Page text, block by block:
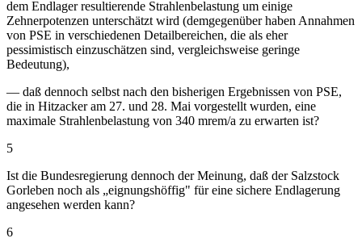
dem Endlager resultierende Strahlenbelastung um einige
Zehnerpotenzen unterschätzt wird (demgegenüber haben Annahmen
von PSE in verschiedenen Detailbereichen, die als eher
pessimistisch einzuschätzen sind, vergleichsweise geringe
Bedeutung),
— daß dennoch selbst nach den bisherigen Ergebnissen von PSE,
die in Hitzacker am 27. und 28. Mai vorgestellt wurden, eine
maximale Strahlenbelastung von 340 mrem/a zu erwarten ist?
5
Ist die Bundesregierung dennoch der Meinung, daß der Salzstock
Gorleben noch als „eignungshöffig" für eine sichere Endlagerung
angesehen werden kann?
6